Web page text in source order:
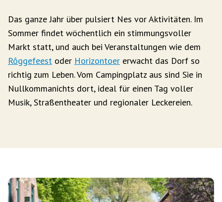
Das ganze Jahr über pulsiert Nes vor Aktivitäten. Im
Sommer findet wöchentlich ein stimmungsvoller
Markt statt, und auch bei Veranstaltungen wie dem
Rôggefeest oder Horizontoer erwacht das Dorf so
richtig zum Leben. Vom Campingplatz aus sind Sie in
Nullkommanichts dort, ideal für einen Tag voller
Musik, Straßentheater und regionaler Leckereien.